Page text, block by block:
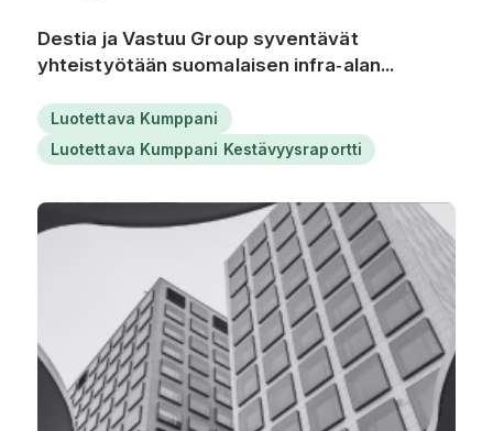
Destia ja Vastuu Group syventävät
yhteistyötään suomalaisen infra‑alan...
Luotettava Kumppani
Luotettava Kumppani Kestävyysraportti